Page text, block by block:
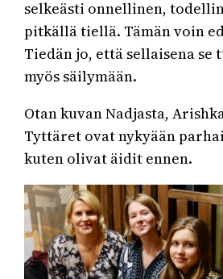
selkeästi onnellinen,
pitkällä tiellä. Tämän voin
Tiedän jo, että sellaisena se
myös säilymään.
Otan kuvan Nadjasta,
Tyttäret ovat nykyään
kuten olivat äidit ennen.